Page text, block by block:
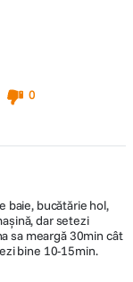
0
baie, bucătărie hol,
dar setezi
sa meargă 30min cât
bine 10-15min.